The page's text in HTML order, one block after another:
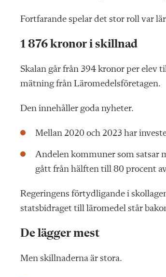
Fortfarande spelar det stor roll var
1 876 kronor i skillnad
Skalan går från 394 kronor per elev
mätning från Läromedelsföretagen.
Den innehåller goda nyheter.
Mellan 2020 och 2023 har
Andelen kommuner som satsar
gått från hälften till 80 procent
Regeringens förtydligande i
statsbidraget till läromedel står
De lägger mest
Men skillnaderna är stora.